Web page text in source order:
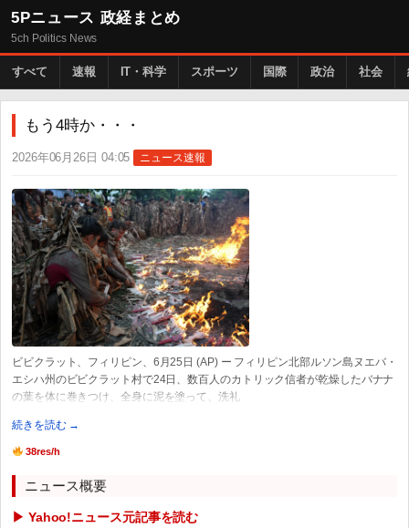
5Pニュース 政経まとめ
5ch Politics News
すべて 速報 IT・科学 スポーツ 国際 政治 社会
もう4時か・・・
2026年06月26日 04:05 ニュース速報
ビビクラット、フィリピン、6月25日 (AP) ー フィリピン北部ルソン島ヌエバ・
エシハ州のビビクラット村で24日、数百人のカトリック信者が乾燥したバナナ
の葉を体に巻きつけ、全身に泥を塗って、洗礼
続きを読む →
38res/h
ニュース概要
▶ Yahoo!ニュース元記事を読む